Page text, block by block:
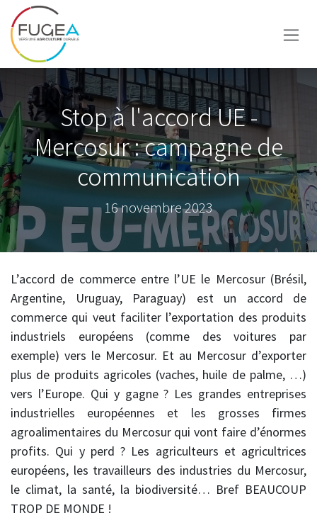
Se rendre au contenu
Stop à l'accord UE -
Mercosur : campagne de
communication
16 novembre 2023
L’accord de commerce entre l’UE le Mercosur (Brésil,
Argentine, Uruguay, Paraguay) est un accord de
commerce qui veut faciliter l’exportation des produits
industriels européens (comme des voitures par
exemple) vers le Mercosur. Et au Mercosur d’exporter
plus de produits agricoles (vaches, huile de palme, …)
vers l’Europe. Qui y gagne ? Les grandes entreprises
industrielles européennes et les grosses firmes
agroalimentaires du Mercosur qui vont faire d’énormes
profits. Qui y perd ? Les agriculteurs et agricultrices
européens, les travailleurs des industries du Mercosur,
le climat, la santé, la biodiversité… Bref BEAUCOUP
TROP DE MONDE !